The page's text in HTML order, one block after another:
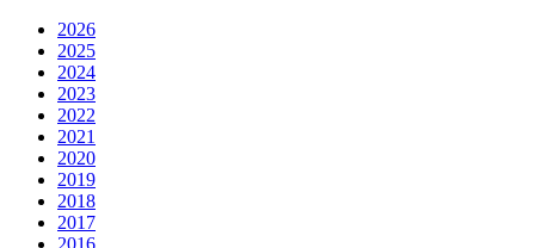
2026
2025
2024
2023
2022
2021
2020
2019
2018
2017
2016